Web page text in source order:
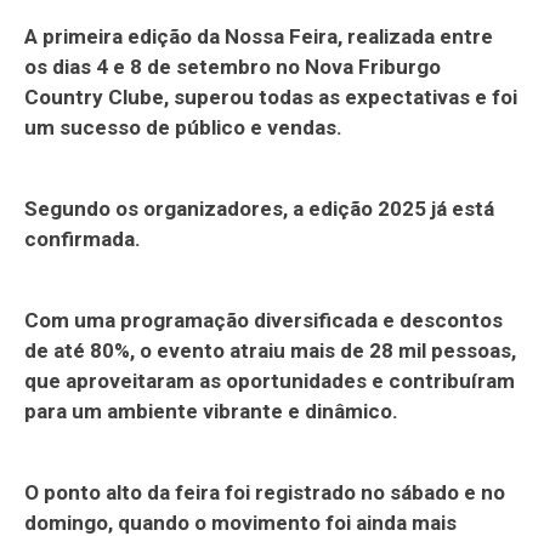
A primeira edição da Nossa Feira, realizada entre
os dias 4 e 8 de setembro no Nova Friburgo
Country Clube, superou todas as expectativas e foi
um sucesso de público e vendas.
Segundo os organizadores, a edição 2025 já está
confirmada.
Com uma programação diversificada e descontos
de até 80%, o evento atraiu mais de 28 mil pessoas,
que aproveitaram as oportunidades e contribuíram
para um ambiente vibrante e dinâmico.
O ponto alto da feira foi registrado no sábado e no
domingo, quando o movimento foi ainda mais